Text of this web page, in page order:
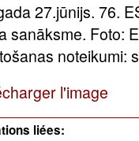
27.jūnijs. 76.
sanāksme. Foto:
noteikumi:
l'image
liées: